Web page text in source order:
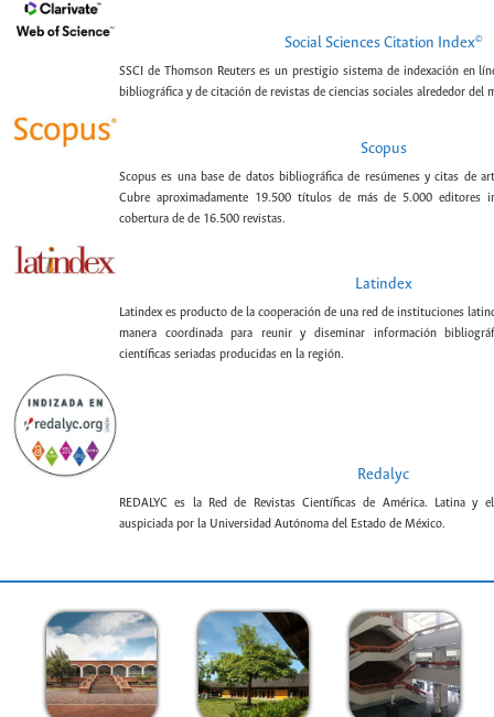
Social Sciences Citation Index©
SSCI de Thomson Reuters es un prestigio sistema de indexación en
bibliográfica y de citación de revistas de ciencias sociales alrededor del
Scopus
Scopus es una base de datos bibliográfica de resúmenes y citas de
Cubre aproximadamente 19.500 títulos de más de 5.000 editores
cobertura de de 16.500 revistas.
Latindex
Latindex es producto de la cooperación de una red de instituciones
manera coordinada para reunir y diseminar información
científicas seriadas producidas en la región.
Redalyc
REDALYC es la Red de Revistas Científicas de América. Latina y
auspiciada por la Universidad Autónoma del Estado de México.